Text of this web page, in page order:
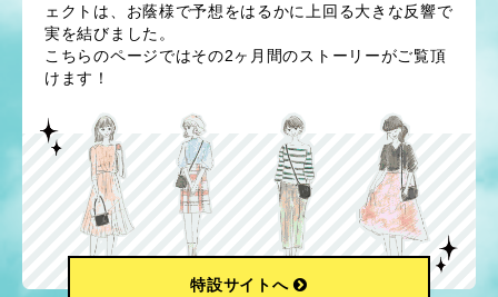
ェクトは、お蔭様で予想をはるかに上回る大きな反響で
実を結びました。
こちらのページではその2ヶ月間のストーリーがご覧頂
けます！
特設サイトへ